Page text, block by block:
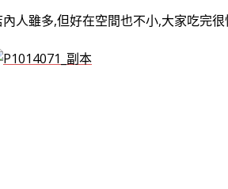
內人雖多,但好在空間也不小,大家吃完